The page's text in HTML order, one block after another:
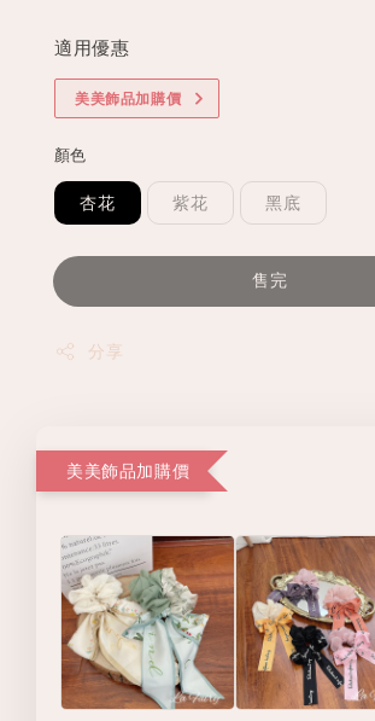
適用優惠
美美飾品加購價
顏色
杏花 紫花 黑底
售完
分享
美美飾品加購價